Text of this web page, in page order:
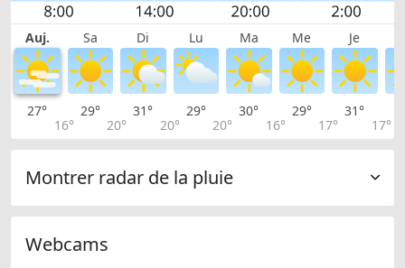
Auj. Sa Di Lu Ma Me Je
27°
16°
29°
20°
31°
20°
29°
20°
30°
16°
29°
17°
31°
17°
Montrer radar de la pluie
Webcams